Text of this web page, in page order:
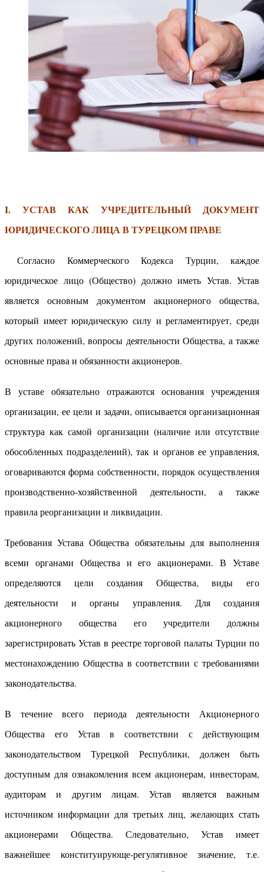
I. УСТАВ КАК УЧРЕДИТЕЛЬНЫЙ ДОКУМЕНТ
ЮРИДИЧЕСКОГО ЛИЦА В ТУРЕЦКОМ ПРАВЕ
Согласно Коммерческого Кодекса Турции, каждое
юридическое лицо (Общество) должно иметь Устав. Устав
является основным документом акционерного общества,
который имеет юридическую силу и регламентирует, среди
других положений, вопросы деятельности Общества, а также
основные права и обязанности акционеров.
В уставе обязательно отражаются основания учреждения
организации, ее цели и задачи, описывается организационная
структура как самой организации (наличие или отсутствие
обособленных подразделений), так и органов ее управления,
оговариваются форма собственности, порядок осуществления
производственно-хозяйственной деятельности, а также
правила реорганизации и ликвидации.
Требования Устава Общества обязательны для выполнения
всеми органами Общества и его акционерами. В Уставе
определяются цели создания Общества, виды его
деятельности и органы управления. Для создания
акционерного общества его учредители должны
зарегистрировать Устав в реестре торговой палаты Турции по
местонахождению Общества в соответствии с требованиями
законодательства.
В течение всего периода деятельности Акционерного
Общества его Устав в соответствии с действующим
законодательством Турецкой Республики, должен быть
доступным для ознакомления всем акционерам, инвесторам,
аудиторам и другим лицам. Устав является важным
источником информации для третьих лиц, желающих стать
акционерами Общества. Следовательно, Устав имеет
важнейшее конституирующе-регулятивное значение, т.е.